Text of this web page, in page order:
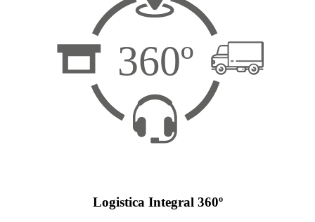
360º
Logistica Integral 360º